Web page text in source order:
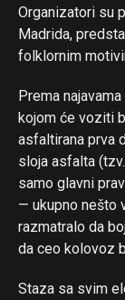
Organizatori su
Madrida,
folklornim
Prema
kojom će voziti
asfaltirana prva
sloja asfalta
samo glavni
— ukupno nešto
razmatralo da
da ceo kolovoz
Staza sa svim